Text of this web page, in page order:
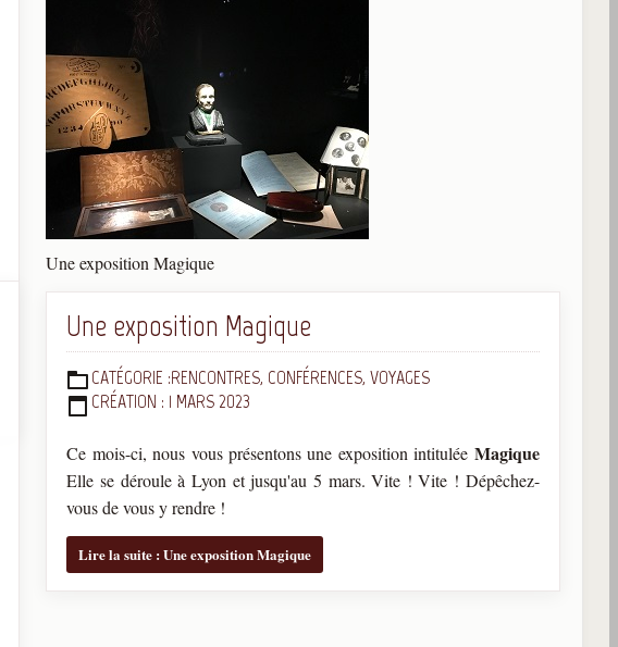
Une exposition Magique
Une exposition Magique
DÉTAILS
CATÉGORIE :RENCONTRES, CONFÉRENCES, VOYAGES
CRÉATION : 1 MARS 2023
Ce mois-ci, nous vous présentons une exposition intitulée Magique
Elle se déroule à Lyon et jusqu'au 5 mars. Vite ! Vite ! Dépêchez-
vous de vous y rendre !
Lire la suite : Une exposition Magique